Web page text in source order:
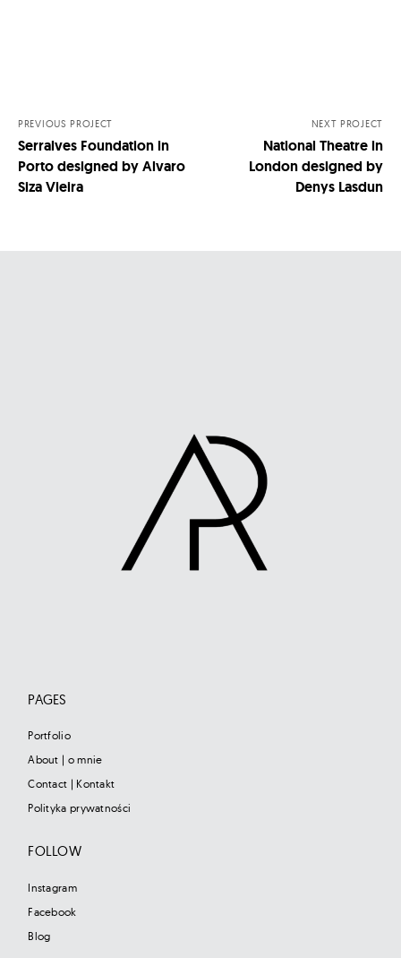
wpisach
PREVIOUS PROJECT
Serralves Foundation in
Porto designed by Alvaro
Siza Vieira
NEXT PROJECT
National Theatre in
London designed by
Denys Lasdun
PAGES
Portfolio
About | o mnie
Contact | Kontakt
Polityka prywatności
FOLLOW
Instagram
Facebook
Blog